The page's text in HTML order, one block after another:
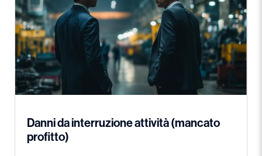
Danni da interruzione attività (mancato
profitto)